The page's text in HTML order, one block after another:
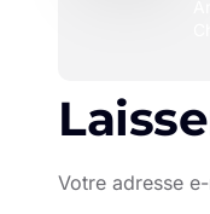
Votre adresse